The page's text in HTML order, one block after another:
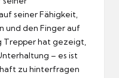
seiner Fähigkeit,
und den Finger auf
Trepper hat gezeigt,
– es ist
zu hinterfragen